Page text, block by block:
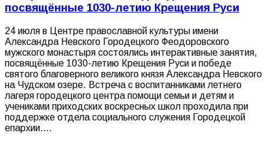
посвящённые 1030-летию Крещения Руси
24 июля в Центре православной культуры имени
Александра Невского Городецкого Феодоровского
мужского монастыря состоялись интерактивные занятия,
посвящённые 1030-летию Крещения Руси и победе
святого благоверного великого князя Александра Невского
на Чудском озере. Встреча с воспитанниками летнего
лагеря городецкого центра помощи семьи и детям и
учениками приходских воскресных школ проходила при
поддержке отдела социального служения Городецкой
епархии.…